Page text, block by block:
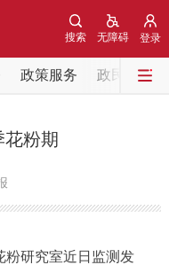
登录
无障碍
搜索
政策服务 政民互动
粉期
研究室近日监测发